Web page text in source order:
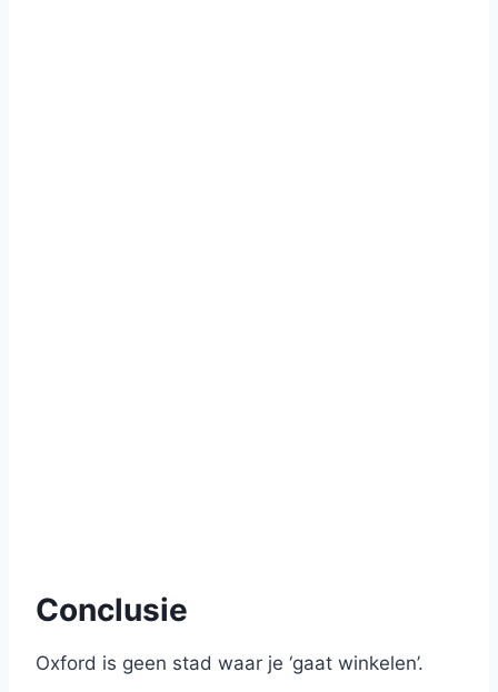
Conclusie
Oxford is geen stad waar je ‘gaat winkelen’.